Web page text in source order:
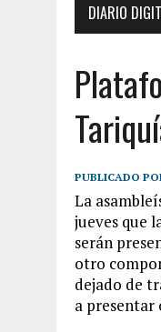
DIARIO
PUBLICADO
La
jueves que
serán
otro
dejado de
a presentar